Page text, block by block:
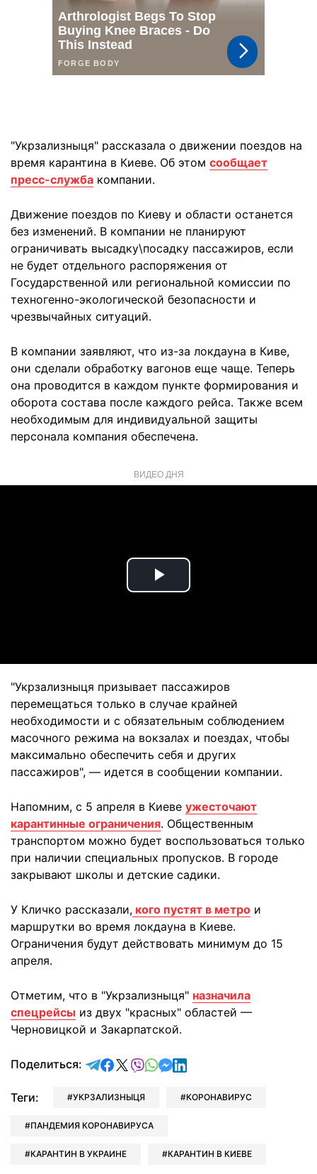
"Укрзализныця" рассказала о движении поездов на
время карантина в Киеве. Об этом сообщает
пресс-служба компании.
Движение поездов по Киеву и области останется
без изменений. В компании не планируют
ограничивать высадку\посадку пассажиров, если
не будет отдельного распоряжения от
Государственной или региональной комиссии по
техногенно-экологической безопасности и
чрезвычайных ситуаций.
В компании заявляют, что из-за локдауна в Киве,
они сделали обработку вагонов еще чаще. Теперь
она проводится в каждом пункте формирования и
оборота состава после каждого рейса. Также всем
необходимым для индивидуальной защиты
персонала компания обеспечена.
ВИДЕО ДНЯ
Play
"Укрзализныця призывает пассажиров
перемещаться только в случае крайней
необходимости и с обязательным соблюдением
масочного режима на вокзалах и поездах, чтобы
максимально обеспечить себя и других
пассажиров", — идется в сообщении компании.
Напомним, с 5 апреля в Киеве ужесточают
карантинные ограничения. Общественным
транспортом можно будет воспользоваться только
при наличии специальных пропусков. В городе
закрывают школы и детские садики.
У Кличко рассказали, кого пустят в метро и
маршрутки во время локдауна в Киеве.
Ограничения будут действовать минимум до 15
апреля.
Отметим, что в "Укрзализныця" назначила
спецрейсы из двух "красных" областей —
Черновицкой и Закарпатской.
Поделиться: отправить в Telegram
поделиться в Facebook
поделиться в X
отправить в Viber
отправить в Whatsapp
отправить в Messenger
отправить в LinkedIn
Теги: УКРЗАЛИЗНЫЦЯ КОРОНАВИРУС
ПАНДЕМИЯ КОРОНАВИРУСА
КАРАНТИН В УКРАИНЕ КАРАНТИН В КИЕВЕ